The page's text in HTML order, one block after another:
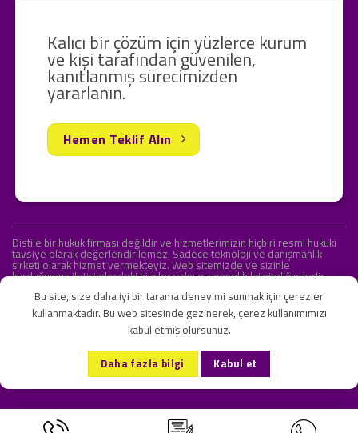
Kalıcı bir çözüm için yüzlerce kurum
ve kişi tarafından güvenilen,
kanıtlanmış sürecimizden
yararlanın.
Hemen Teklif Alın
Distile bir hukuk firması değildir ve hizmetlerimizin hiçbiri resmi hukuki
tavsiye olarak değerlendirilemez. Sadece teknoloji ve danışmanlık
şirketi olarak hizmet vermekteyiz. Web sitemizde ve sizinle
kurduğumuz iletişimlerdeki bilgiler yalnızca genel bilgi niteliğindedir.
KVKK ve Gizlilik Sözleşmesi S.S.S. İletişim
Copyright 2026 ©Onlipr Teknoloji ve Ticaret A.Ş.
Bu site, size daha iyi bir tarama deneyimi sunmak için çerezler
kullanmaktadır. Bu web sitesinde gezinerek, çerez kullanımımızı
kabul etmiş olursunuz.
Daha fazla bilgi Kabul et